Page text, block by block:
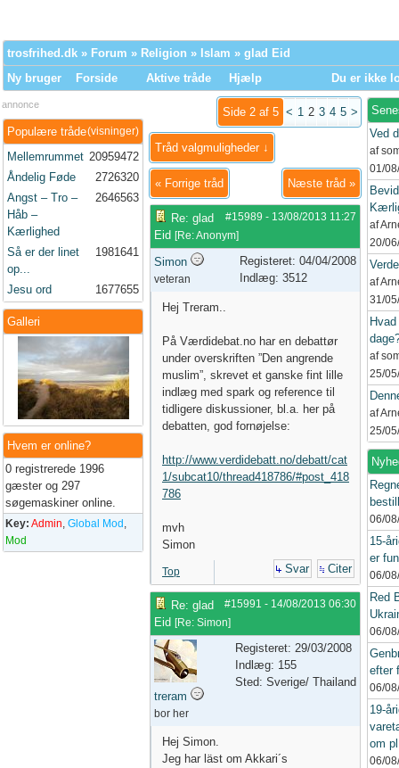
trosfrihed.dk » Forum » Religion » Islam » glad Eid
Ny bruger
Forside Aktive tråde Hjælp Du er ikke
annonce
(visninger)
Populære tråde
Mellemrummet 20959472
Åndelig Føde
2726320
Angst – Tro –
Håb –
Kærlighed
2646563
Så er der linet
op...
1981641
Jesu ord 1677655
Galleri
Hvem er online?
0 registrerede 1996
gæster og 297
søgemaskiner online.
Key: Admin, Global Mod ,
Mod
Side 2 af 5 < 1 2 3 4 5 >
Tråd valgmuligheder ↓
« Forrige tråd Næste tråd »
#15989 - 13/08/2013 11:27
Re: glad
Eid [Re: Anonym]
Simon
veteran
Registeret: 04/04/2008
Indlæg: 3512
Hej Treram..
På Værdidebat.no har en debattør
under overskriften ”Den angrende
muslim”, skrevet et ganske fint lille
indlæg med spark og reference til
tidligere diskussioner, bl.a. her på
debatten, god fornøjelse:
http://www.verdidebatt.no/debatt/cat
1/subcat10/thread418786/#post_418
786
mvh
Simon
Top Svar Citer
#15991 - 14/08/2013 06:30
Re: glad
Eid [Re: Simon]
treram
bor her
Registeret: 29/03/2008
Indlæg: 155
Sted: Sverige/ Thailand
Hej Simon.
Jeg har läst om Akkari´s
Ved
af
01/
af
20/
af
31/
af
25/
af
25/
06/
15-
er
06/
Red
06/
efter
06/
19-
om
06/